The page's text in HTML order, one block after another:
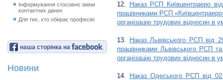
Інформування стосовно зміни
контактних даних
Для тих, хто обирає професію
наша сторінка на
Новини
12.
Наказ РСП Київцентраеро
працівниками РСП
організацію трудових відносин в
13.
Наказ Львівського РСП від
працівниками Львівського РСП
організацію трудових відносин в
14.
Наказ Одеського РСП від